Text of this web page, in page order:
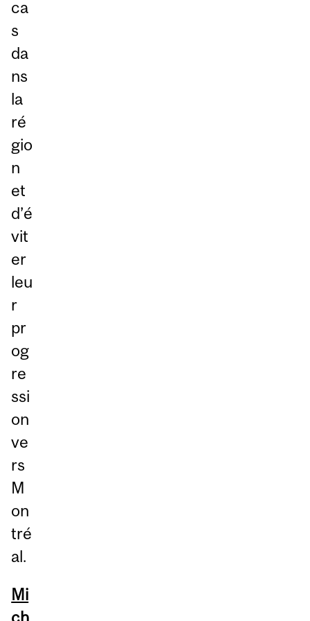
ca
s
da
ns
la
ré
gio
n
et
d’é
vit
er
leu
r
pr
og
re
ssi
on
ve
rs
M
on
tré
al.
Mi
ch